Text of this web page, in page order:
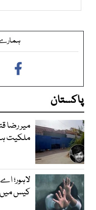
پاکستان
میر
ملکیت
لاہور؛
کیس میں